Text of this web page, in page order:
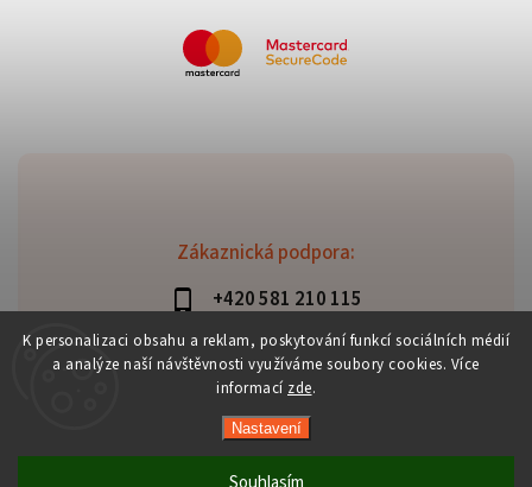
K personalizaci obsahu a reklam, poskytování funkcí sociálních médií
a analýze naší návštěvnosti využíváme soubory cookies. Více
informací zde.
Nastavení
Zákaznická podpora:
+420 581 210 115
info@davaztechnik.cz
Copyright 2026Daniš Davaztechnik. Všechna práva